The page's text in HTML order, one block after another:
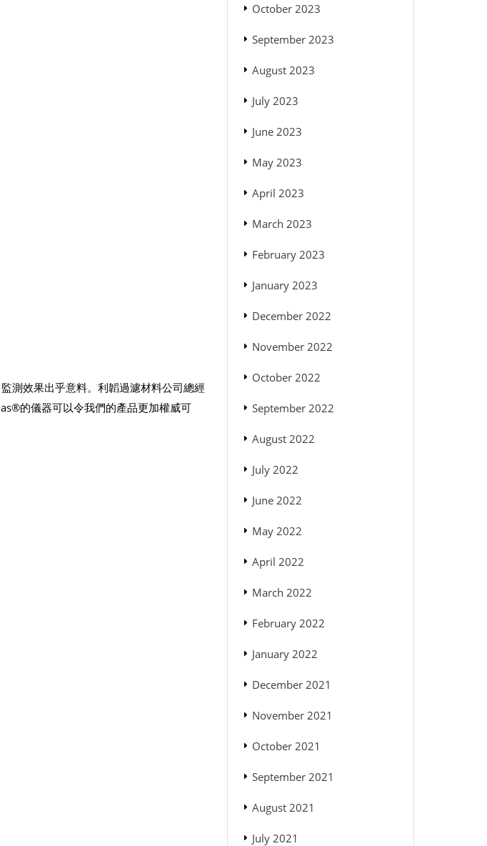
測效果出乎意料。利韜過濾材料公司總經
的儀器可以令我們的產品更加權威可
October 2023
September 2023
August 2023
July 2023
June 2023
May 2023
April 2023
March 2023
February 2023
January 2023
December 2022
November 2022
October 2022
September 2022
August 2022
July 2022
June 2022
May 2022
April 2022
March 2022
February 2022
January 2022
December 2021
November 2021
October 2021
September 2021
August 2021
July 2021